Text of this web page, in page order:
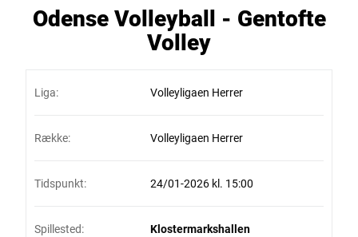
Odense Volleyball - Gentofte
Volley
Liga: Volleyligaen Herrer
Række: Volleyligaen Herrer
Tidspunkt: 24/01-2026 kl. 15:00
Spillested:
Klostermarkshallen